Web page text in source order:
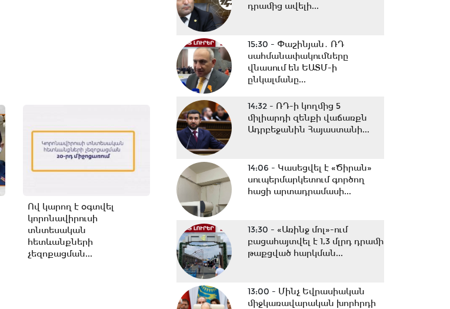
Ով կարող է օգտվել
կորոնավիրուսի
տնտեսական
հետևանքների
չեզոքացման...
դրամից ավելի...
15:30 - Փաշինյան․ ՌԴ
սահմանափակումները
վնասում են ԵԱՏՄ-ի
ընկալմանը...
14:32 - ՌԴ-ի կողմից 5
միլիարդի զենքի վաճառքն
Ադրբեջանին Հայաստանի...
14:06 - Կասեցվել է «Ծիրան»
սուպերմարկետում գործող
հացի արտադրամասի...
13:30 - «Առինջ մոլ»-ում
բացահայտվել է 1,3 մլրդ դրամի
թաքցված հարկման...
13:00 - Մինչ Եվրասիական
միջկառավարական խորհրդի